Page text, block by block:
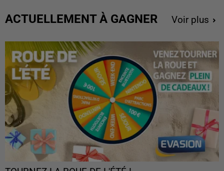
ACTUELLEMENT À GAGNER Voir plus